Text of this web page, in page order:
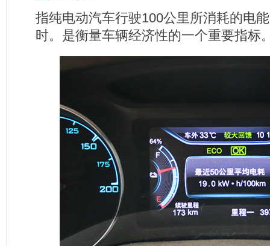
指纯电动汽车行驶100公里所消耗的电
时。是衡量车辆经济性的一个重要指标